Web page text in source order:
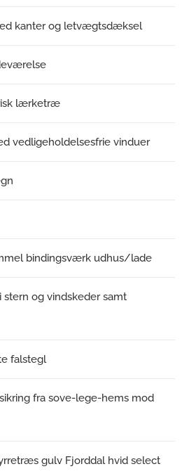
kanter og letvægtsdæksel
lærketræ
vedligeholdelsesfrie vinduer
bindingsværk udhus/lade
stern og vindskeder samt
falstegl
fra sove-lege-hems mod
gulv Fjorddal hvid select